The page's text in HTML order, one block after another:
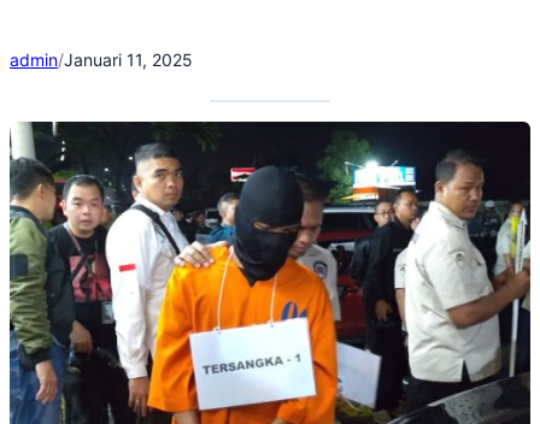
admin/Januari 11, 2025